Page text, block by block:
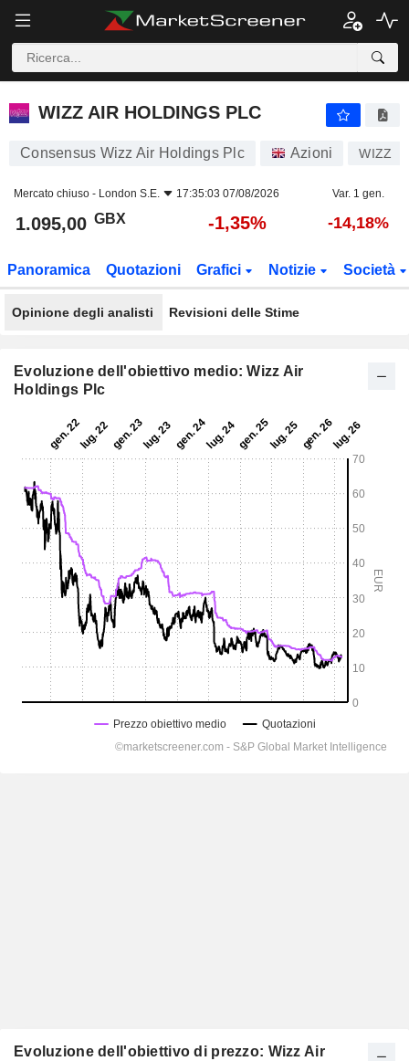
WIZZ AIR HOLDINGS PLC
WIZZ AIR HOLDINGS PLC
Consensus Wizz Air Holdings Plc Azioni WIZZ
Mercato chiuso - London S.E. 17:35:03 07/08/2026 Var. 1 gen.
1.095,00 GBX -1,35% -14,18%
Panoramica Quotazioni Grafici Notizie Società
Opinione degli analisti Revisioni delle Stime
Evoluzione dell'obiettivo medio: Wizz Air
Holdings Plc
Evoluzione dell'obiettivo di prezzo: Wizz Air